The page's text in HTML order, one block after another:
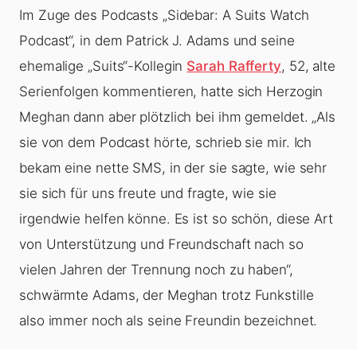
Im Zuge des Podcasts „Sidebar: A Suits Watch
Podcast“, in dem Patrick J. Adams und seine
ehemalige „Suits“-Kollegin Sarah Rafferty, 52, alte
Serienfolgen kommentieren, hatte sich Herzogin
Meghan dann aber plötzlich bei ihm gemeldet. „Als
sie von dem Podcast hörte, schrieb sie mir. Ich
bekam eine nette SMS, in der sie sagte, wie sehr
sie sich für uns freute und fragte, wie sie
irgendwie helfen könne. Es ist so schön, diese Art
von Unterstützung und Freundschaft nach so
vielen Jahren der Trennung noch zu haben“,
schwärmte Adams, der Meghan trotz Funkstille
also immer noch als seine Freundin bezeichnet.